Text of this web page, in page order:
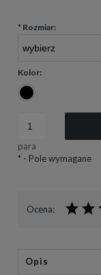
* Rozmiar:
Kolor:
para
* - Pole wymagane
Ocena:
Opis